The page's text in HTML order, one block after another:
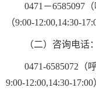
0471－6585097
（9:00-12:00,14:30-
（二）咨询电话：
0471-6585072（
9:00-12:00,14:30-